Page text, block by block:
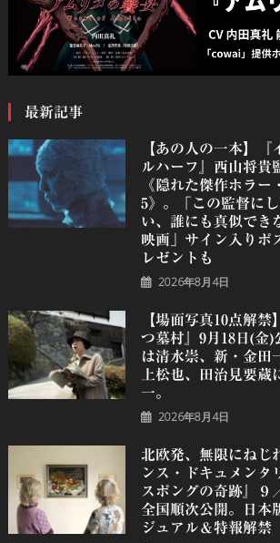
最新記事
【あの人の一本】『
ルハーフ』⻄⼭将貴
《隠れた傑作ホラー
5》。「この監督に
い、誰にも真似でき
映画」サイン入りポ
レゼントも
2026年8月4日
【場面写真10点解禁
つ墓村』9月18日(金)
は清水崇、新・金田
上松也、田治見要蔵
一。
2026年8月4日
北欧発、無限にねじ
ンス・ドキュメンタ
スポングの奇跡』９
全国順次公開。日本
ジュアル＆特報解禁